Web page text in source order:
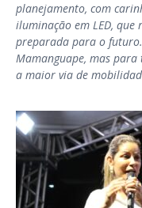
planejamento, com
iluminação em LED,
preparada para o
Mamanguape, mas
a maior via de